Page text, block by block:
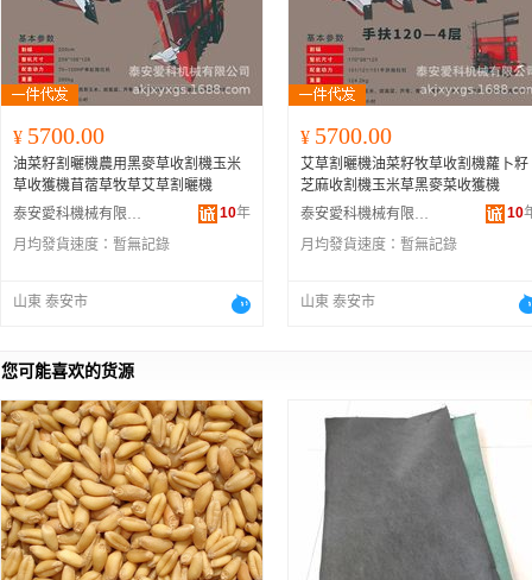
¥ 5700.00
油菜籽割曬機農用黑麥草收割機玉米
草收獲機苜蓿草牧草艾草割曬機
泰安愛科機械有限公司
10年
月均發貨速度： 暫無記錄
山東 泰安市
¥ 5700.00
艾草割曬機油菜籽牧草收割機蘿卜籽
芝麻收割機玉米草黑麥菜收獲機
泰安愛科機械有限公司
10
月均發貨速度： 暫無記錄
山東 泰安市
您可能喜欢的货源